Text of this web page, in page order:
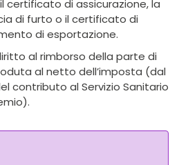
certificato di assicurazione, la
di furto o il certificato di
di esportazione.
al rimborso della parte di
al netto dell’imposta (dal
contributo al Servizio Sanitario